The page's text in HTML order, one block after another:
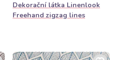
Dekorační látka Linenlook
Freehand zigzag lines